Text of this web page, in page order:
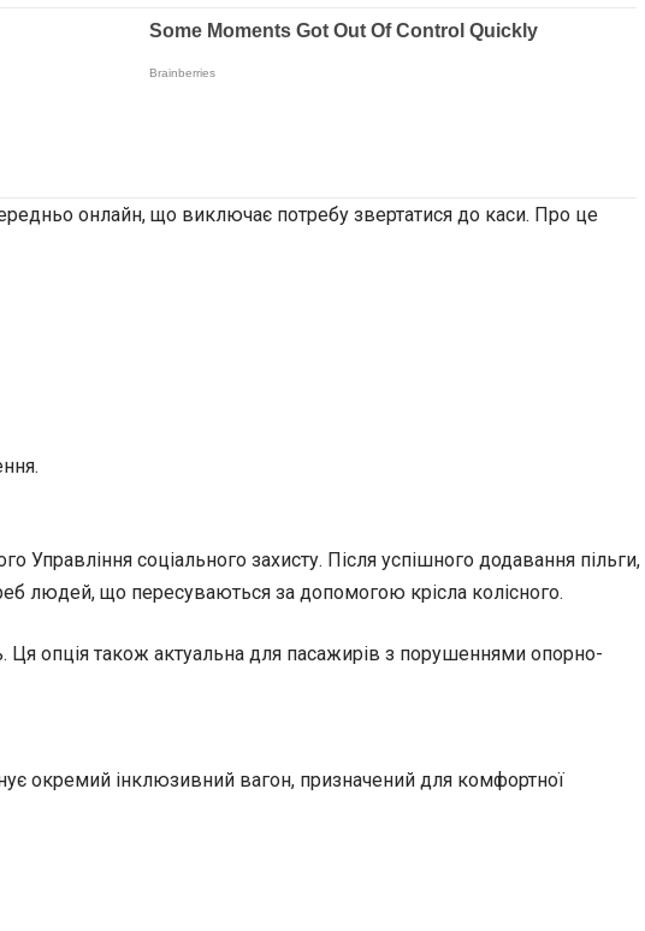
онлайн, що виключає потребу звертатися до каси. Про це
соціального захисту. Після успішного додавання пільги,
людей, що пересуваються за допомогою крісла колісного.
Ця опція також актуальна для пасажирів з порушеннями опорно-
окремий інклюзивний вагон, призначений для комфортної